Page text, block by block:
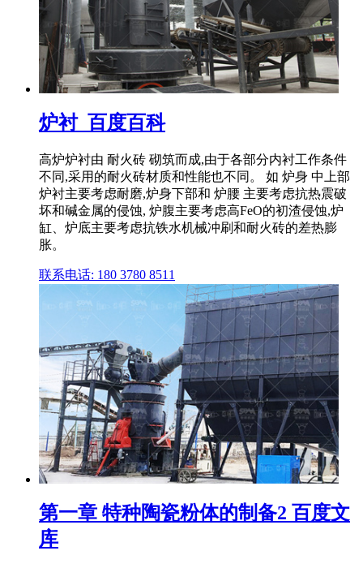
炉衬_百度百科
高炉炉衬由 耐火砖 砌筑而成,由于各部分内衬工作条件
不同,采用的耐火砖材质和性能也不同。 如 炉身 中上部
炉衬主要考虑耐磨,炉身下部和 炉腰 主要考虑抗热震破
坏和碱金属的侵蚀, 炉腹主要考虑高FeO的初渣侵蚀,炉
缸、炉底主要考虑抗铁水机械冲刷和耐火砖的差热膨
胀。
联系电话: 180 3780 8511
第一章 特种陶瓷粉体的制备2 百度文
库